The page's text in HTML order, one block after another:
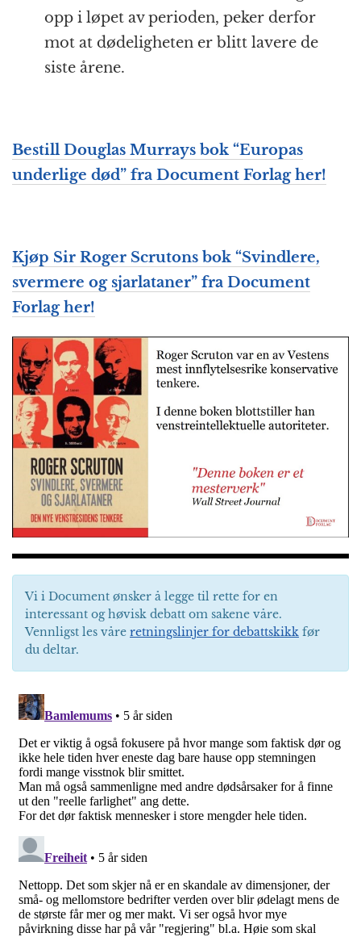
opp i løpet av perioden, peker derfor
mot at dødeligheten er blitt lavere de
siste årene.
Bestill Douglas Murrays bok “Europas
underlige død” fra Document Forlag her!
Kjøp Sir Roger Scrutons bok “Svindlere,
svermere og sjarlataner” fra Document
Forlag her!
Vi i Document ønsker å legge til rette for en
interessant og høvisk debatt om sakene våre.
Vennligst les våre retningslinjer for debattskikk før
du deltar.